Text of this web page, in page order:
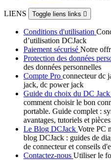
LIENS Toggle liens links 
Conditions d'utilisation
d’utilisation DCJack
Paiement sécurisé Notre
Protection des données
des données personnelles
Compte Pro connecteur dc
jack, dc power jack
Guide du choix du DC
comment choisir le bon
portable. Guide complet :
avantages, tutoriels et
Le Blog DCJack Votre PC
blog DCJack : guides de
de connecteur et conseils
Contactez-nous Utiliser le